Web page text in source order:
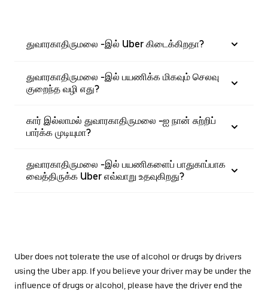
துவாரகாதிருமலை -இல் Uber கிடைக்கிறதா?
துவாரகாதிருமலை -இல் பயணிக்க மிகவும் செலவு
குறைந்த வழி எது?
கார் இல்லாமல் துவாரகாதிருமலை -ஐ நான் சுற்றிப்
பார்க்க முடியுமா?
துவாரகாதிருமலை -இல் பயணிகளைப் பாதுகாப்பாக
வைத்திருக்க Uber எவ்வாறு உதவுகிறது?
Uber does not tolerate the use of alcohol or drugs by drivers
using the Uber app. If you believe your driver may be under the
influence of drugs or alcohol, please have the driver end the